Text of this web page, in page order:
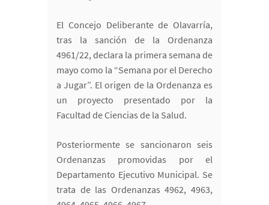
El Concejo Deliberante de Olavarría,
tras la sanción de la Ordenanza
4961/22, declara la primera semana de
mayo como la “Semana por el Derecho
a Jugar”. El origen de la Ordenanza es
un proyecto presentado por la
Facultad de Ciencias de la Salud.
Posteriormente se sancionaron seis
Ordenanzas promovidas por el
Departamento Ejecutivo Municipal. Se
trata de las Ordenanzas 4962, 4963,